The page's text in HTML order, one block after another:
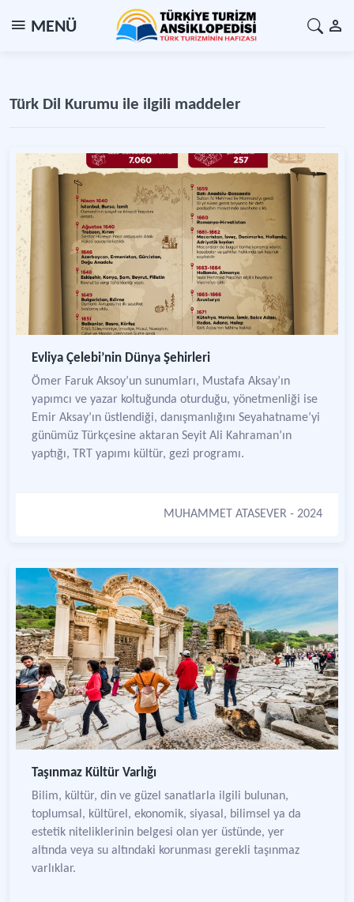
MENÜ
Türk Dil Kurumu ile ilgili maddeler
Evliya Çelebi’nin Dünya Şehirleri
Ömer Faruk Aksoy’un sunumları, Mustafa Aksay’ın
yapımcı ve yazar koltuğunda oturduğu, yönetmenliği ise
Emir Aksay’ın üstlendiği, danışmanlığını Seyahatname’yi
günümüz Türkçesine aktaran Seyit Ali Kahraman’ın
yaptığı, TRT yapımı kültür, gezi programı.
MUHAMMET ATASEVER - 2024
Taşınmaz Kültür Varlığı
Bilim, kültür, din ve güzel sanatlarla ilgili bulunan,
toplumsal, kültürel, ekonomik, siyasal, bilimsel ya da
estetik niteliklerinin belgesi olan yer üstünde, yer
altında veya su altındaki korunması gerekli taşınmaz
varlıklar.